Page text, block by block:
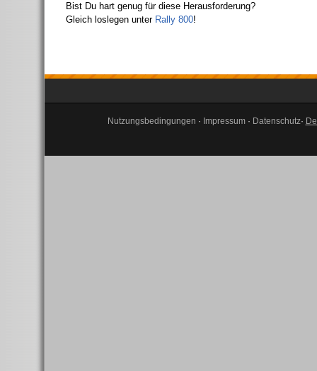
Bist Du hart genug für diese Herausforderung?
Gleich loslegen unter Rally 800!
Nutzungsbedingungen · Impressum· Datenschutz·